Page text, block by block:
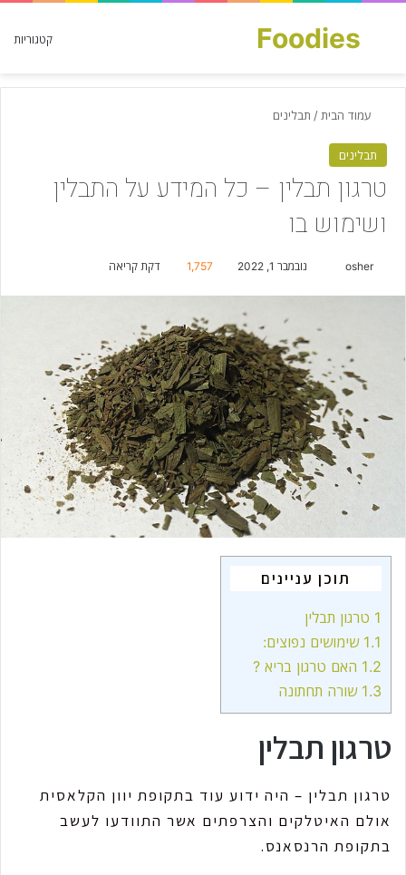
קטגוריות Foodies
חפש עבור
עמוד הבית / תבלינים
תבלינים
טרגון תבלין – כל המידע על התבלין
ושימוש בו
osher
n
e
m
a
i
נובמבר 1, 2022 1,757 דקת קריאה
תוכן עניינים
1 טרגון תבלין
1.1 שימושים נפוצים:
1.2 האם טרגון בריא ?
1.3 שורה תחתונה
טרגון תבלין
טרגון תבלין – היה ידוע עוד בתקופת יוון הקלאסית
אולם האיטלקים והצרפתים אשר התוודעו לעשב
בתקופת הרנסאנס.